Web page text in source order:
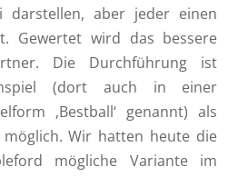
darstellen, aber jeder einen
Gewertet wird das bessere
Die Durchführung ist
(dort auch in einer
‚Bestball‘ genannt) als
möglich. Wir hatten heute die
mögliche Variante im